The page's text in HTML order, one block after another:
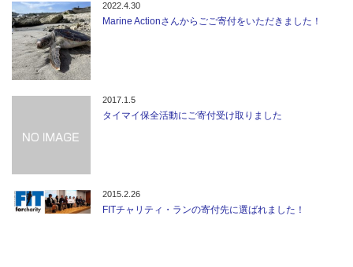
2022.4.30
Marine Actionさんからごご寄付をいただきました！
2017.1.5
タイマイ保全活動にご寄付受け取りました
2015.2.26
FITチャリティ・ランの寄付先に選ばれました！